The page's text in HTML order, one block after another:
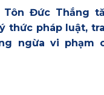
Đức Thắng
thức pháp luật,
ngừa vi phạm